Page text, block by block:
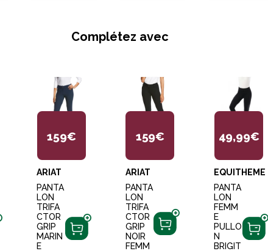
Complétez avec
159€
ARIAT
PANTA
LON
TRIFA
CTOR
GRIP
MARIN
E
159€
ARIAT
PANTA
LON
TRIFA
CTOR
GRIP
NOIR
FEMM
49,99€
EQUITHEME
PANTA
LON
FEMM
E
PULLO
N
BRIGIT